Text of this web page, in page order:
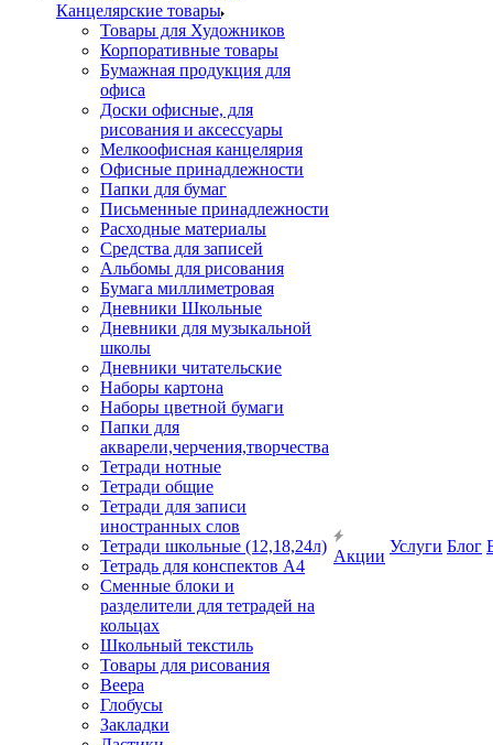
Канцелярские товары
Товары для Художников
Корпоративные товары
Бумажная продукция для
офиса
Доски офисные, для
рисования и аксессуары
Мелкоофисная канцелярия
Офисные принадлежности
Папки для бумаг
Письменные принадлежности
Расходные материалы
Средства для записей
Альбомы для рисования
Бумага миллиметровая
Дневники Школьные
Дневники для музыкальной
школы
Дневники читательские
Наборы картона
Наборы цветной бумаги
Папки для
акварели,черчения,творчества
Тетради нотные
Тетради общие
Тетради для записи
иностранных слов
Тетради школьные (12,18,24л)
Тетрадь для конспектов А4
Сменные блоки и
разделители для тетрадей на
кольцах
Школьный текстиль
Товары для рисования
Веера
Глобусы
Закладки
Акции
Услуги Блог